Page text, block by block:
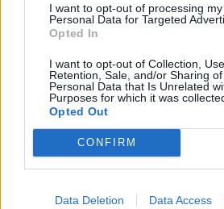
I want to opt-out of processing my
Personal Data for Targeted
Opted In
I want to opt-out of Collection, Use,
Retention, Sale, and/or Sharing
Personal Data that Is Unrelated
Purposes for which it was
Opted Out
CONFIRM
Data Deletion Data Access
ΓΕΎΣΗ - ΨΥΧΑΓΩΓΊΑ • ΝΟΜΌΣ
Ανατολικής Τάφρου
7 Αυγούστου 2026 12:02